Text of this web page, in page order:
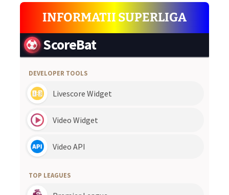
INFORMATII SUPERLIGA